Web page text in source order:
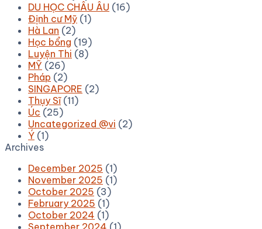
DU HỌC CHÂU ÂU (16)
Định cư Mỹ (1)
Hà Lan (2)
Học bổng (19)
Luyện Thi (8)
MỸ (26)
Pháp (2)
SINGAPORE (2)
Thụy Sĩ(11)
Úc (25)
Uncategorized @vi (2)
Ý (1)
Archives
December 2025 (1)
November 2025 (1)
October 2025 (3)
February 2025 (1)
October 2024 (1)